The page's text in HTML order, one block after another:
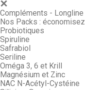
Compléments - Longline
Nos Packs :
Probiotiques
Spiruline
Safrabiol
Seriline
Oméga 3, 6 et Krill
Magnésium et Zinc
NAC N-Acétyl-Cystéine